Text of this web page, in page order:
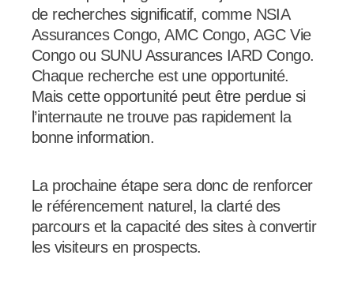
de recherches significatif, comme NSIA
Assurances Congo, AMC Congo, AGC Vie
Congo ou SUNU Assurances IARD Congo.
Chaque recherche est une opportunité.
Mais cette opportunité peut être perdue si
l’internaute ne trouve pas rapidement la
bonne information.
La prochaine étape sera donc de renforcer
le référencement naturel, la clarté des
parcours et la capacité des sites à convertir
les visiteurs en prospects.